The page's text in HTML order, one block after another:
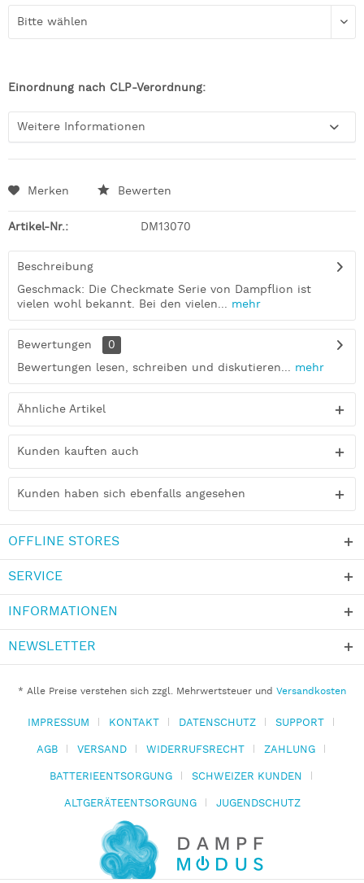
Einordnung nach CLP-Verordnung:
Weitere Informationen
Merken Bewerten
Artikel-Nr.: DM13070
Beschreibung
Geschmack: Die Checkmate Serie von Dampflion ist
vielen wohl bekannt. Bei den vielen... mehr
Bewertungen
0
Bewertungen lesen, schreiben und diskutieren... mehr
Ähnliche Artikel
Kunden kauften auch
Kunden haben sich ebenfalls angesehen
OFFLINE STORES
SERVICE
INFORMATIONEN
NEWSLETTER
* Alle Preise verstehen sich zzgl. Mehrwertsteuer und Versandkosten
IMPRESSUM KONTAKT DATENSCHUTZ
SUPPORT
AGB
VERSAND WIDERRUFSRECHT
ZAHLUNG
BATTERIEENTSORGUNG
SCHWEIZER KUNDEN
ALTGERÄTEENTSORGUNG
JUGENDSCHUTZ